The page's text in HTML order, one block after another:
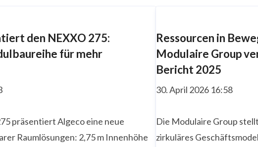
den NEXXO 275:
für mehr
präsentiert Algeco eine neue
Raumlösungen: 2,75 m Innenhöhe
Ressourcen in
Modulaire Group
Bericht 2025
30. April 2026 16:58
Die Modulaire Group
zirkuläres